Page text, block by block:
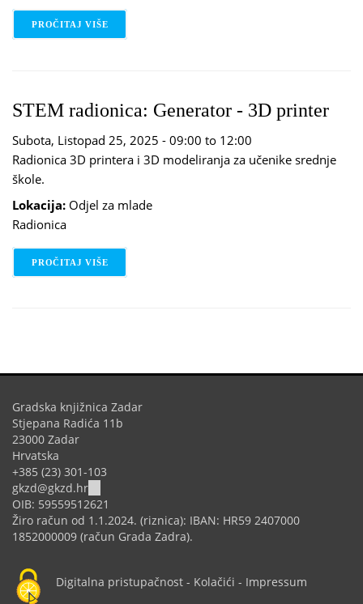
PROČITAJ VIŠE
STEM radionica: Generator - 3D printer
Subota, Listopad 25, 2025 - 09:00 to 12:00
Radionica 3D printera i 3D modeliranja za učenike srednje
škole.
Lokacija: Odjel za mlade
Radionica
PROČITAJ VIŠE
Gradska knjižnica Zadar
Stjepana Radića 11b
23000 Zadar
Hrvatska
+385 (23) 301-103
gkzd@gkzd.hr
sends
e-
mail)
OIB: 59559512621
Žiro račun od 1.1.2024. (riznica): IBAN: HR59 2407000
1852000009 (račun Grada Zadra).
Digitalna pristupačnost - Kolačići - Impressum